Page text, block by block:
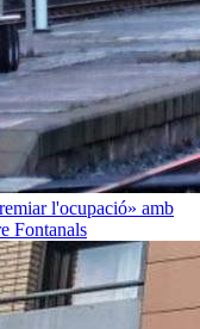
l'ocupació» amb
Fontanals